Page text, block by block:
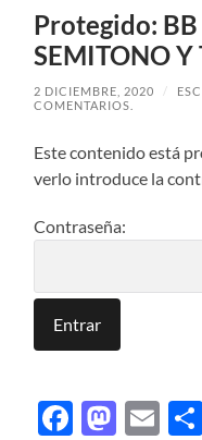
móvil
Protegido: BB
SEMITONO Y
2 DICIEMBRE, 2020 /
COMENTARIOS.
Este contenido está
verlo introduce la
Contraseña:
Facebook